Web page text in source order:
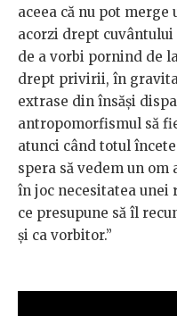
aceea că nu pot
acorzi drept
de a vorbi pornind de
drept privirii, în
extrase din însăși
antropomorfismul să
atunci când totul
spera să vedem un om
în joc necesitatea unei
ce presupune să îl
și ca vorbitor.”